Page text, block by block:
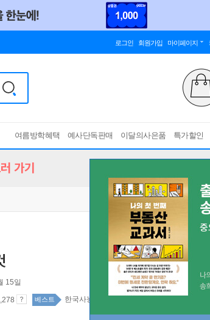
로그인 회원가입 마이페이지
여름방학혜택 예사단독판매 이달의사은품 특가할인
가기
15일
베스트 한국사능력검정시험 top20 4주